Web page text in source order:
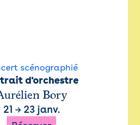
scénographié
d'orchestre
Bory
21 → 23 janv.